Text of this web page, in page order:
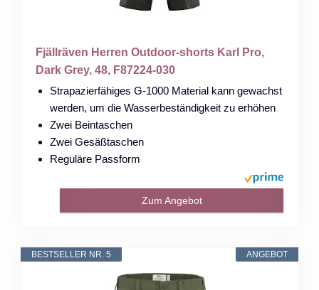
Fjällräven Herren Outdoor-shorts Karl Pro,
Dark Grey, 48, F87224-030
Strapazierfähiges G-1000 Material kann gewachst
werden, um die Wasserbeständigkeit zu erhöhen
Zwei Beintaschen
Zwei Gesäßtaschen
Reguläre Passform
Zum Angebot
ANGEBOT
BESTSELLER NR. 5